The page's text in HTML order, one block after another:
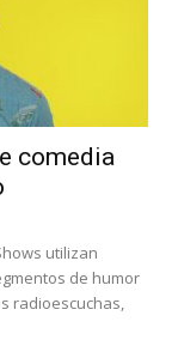
comedia
utilizan
de humor
radioescuchas,